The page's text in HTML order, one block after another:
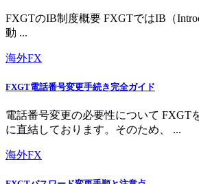
FXGTのIB制度概要 FXGTではIB（
動 ...
海外FX
FXGT電話番号変更手続き完全ガイド
電話番号変更の必要性について FXGT
に直結しております。そのため、 ...
海外FX